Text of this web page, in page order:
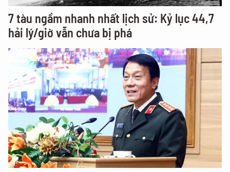
7 tàu ngầm nhanh nhất lịch sử: Kỷ lục 44,7
hải lý/giờ vẫn chưa bị phá